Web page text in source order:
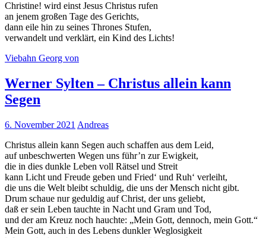
Christine! wird einst Jesus Christus rufen
an jenem großen Tage des Gerichts,
dann eile hin zu seines Thrones Stufen,
verwandelt und verklärt, ein Kind des Lichts!
Viebahn Georg von
Werner Sylten – Christus allein kann
Segen
6. November 2021 Andreas
Christus allein kann Segen auch schaffen aus dem Leid,
auf unbeschwerten Wegen uns führ’n zur Ewigkeit,
die in dies dunkle Leben voll Rätsel und Streit
kann Licht und Freude geben und Fried‘ und Ruh‘ verleiht,
die uns die Welt bleibt schuldig, die uns der Mensch nicht gibt.
Drum schaue nur geduldig auf Christ, der uns geliebt,
daß er sein Leben tauchte in Nacht und Gram und Tod,
und der am Kreuz noch hauchte: „Mein Gott, dennoch, mein Gott.“
Mein Gott, auch in des Lebens dunkler Weglosigkeit